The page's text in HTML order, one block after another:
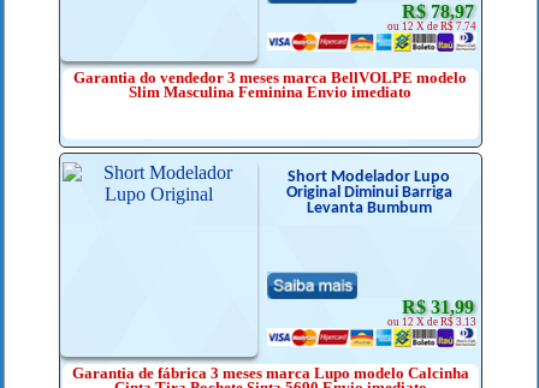
R$ 78,97
ou 12 X de R$ 7.74
Garantia do vendedor 3 meses marca BellVOLPE modelo
Slim Masculina Feminina Envio imediato
Short Modelador Lupo
Original Diminui Barriga
Levanta Bumbum
R$ 31,99
ou 12 X de R$ 3.13
Garantia de fábrica 3 meses marca Lupo modelo Calcinha